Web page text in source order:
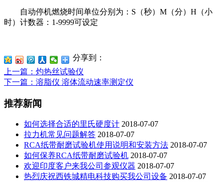
自动停机燃烧时间单位分别为：S（秒）M（分）H（小
时）计数器：1-9999可设定
分享到：
上一篇 ：灼热丝试验仪
下一篇 ：溶脂仪 溶体流动速率测定仪
推荐新闻
如何选择合适的里氏硬度计 2018-07-07
拉力机常见问题解答 2018-07-07
RCA纸带耐磨试验机使用说明和安装方法 2018-07-07
如何保养RCA纸带耐磨试验机 2018-07-07
欢迎印度客户来我公司参观仪器 2018-07-07
热烈庆祝西铁城精电科技购买我公司设备 2018-07-07